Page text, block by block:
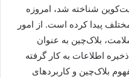
شناخته شد، امروزه
پیدا کرده است. از امور
بلاک‌چین به عنوان
اطلاعات به کار گرفته
بلاک‌چین و کاربردهای